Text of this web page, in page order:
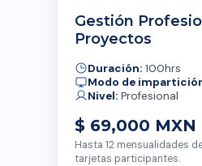
Gestión
Proyectos
Duración:100hrs
Modo de
Nivel:Profesional
$ 69,000 MXN
Hasta 12 mensualidades
tarjetas participantes.